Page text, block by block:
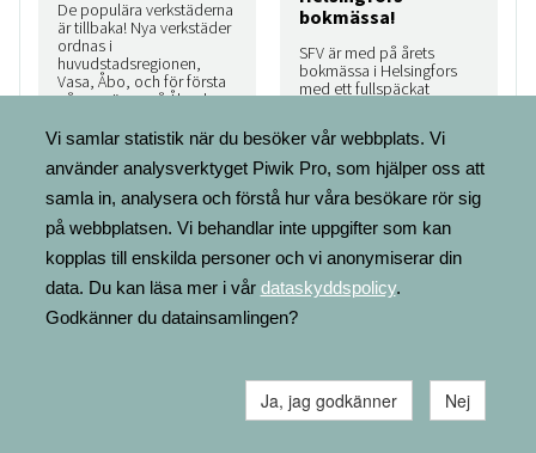
De populära verkstäderna
är tillbaka! Nya verkstäder
ordnas i
huvudstadsregionen,
Vasa, Åbo, och för första
gången även på Åland.
nyfikna och
årskurserna 1–3 och 4–6
med intresse för att
experimentera.
bokmässa!
SFV är med på årets
bokmässa i Helsingfors
med ett fullspäckat
deltog enbart med sina
biografinyheter, sker idag
även prisutdelningarna i
SFV:s litterära tävlingar
under mässan, och i år
scenprogram arrangerat
av SFV:s studiecentral.
Välkommen den 23–26
oktober!
Vi samlar statistik när du besöker vår webbplats. Vi
använder analysverktyget Piwik Pro, som hjälper oss att
samla in, analysera och förstå hur våra besökare rör sig
på webbplatsen. Vi behandlar inte uppgifter som kan
kopplas till enskilda personer och vi anonymiserar din
data. Du kan läsa mer i vår dataskyddspolicy.
Godkänner du datainsamlingen?
Ja, jag godkänner Nej